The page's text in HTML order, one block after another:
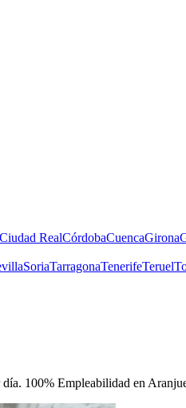
Ciudad RealCórdobaCuencaGirona
SoriaTarragonaTenerifeTeruel
día. 100% Empleabilidad en